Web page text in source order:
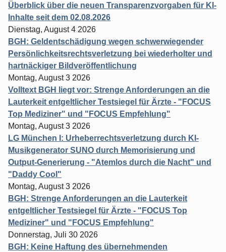
Überblick über die neuen Transparenzvorgaben für KI-
Inhalte seit dem 02.08.2026
Dienstag, August 4 2026
BGH: Geldentschädigung wegen schwerwiegender
Persönlichkeitsrechtsverletzung bei wiederholter und
hartnäckiger Bildveröffentlichung
Montag, August 3 2026
Volltext BGH liegt vor: Strenge Anforderungen an die
Lauterkeit entgeltlicher Testsiegel für Ärzte - "FOCUS
Top Mediziner" und "FOCUS Empfehlung"
Montag, August 3 2026
LG München I: Urheberrechtsverletzung durch KI-
Musikgenerator SUNO durch Memorisierung und
Output-Generierung - "Atemlos durch die Nacht" und
"Daddy Cool"
Montag, August 3 2026
BGH: Strenge Anforderungen an die Lauterkeit
entgeltlicher Testsiegel für Ärzte - "FOCUS Top
Mediziner" und "FOCUS Empfehlung"
Donnerstag, Juli 30 2026
BGH: Keine Haftung des übernehmenden